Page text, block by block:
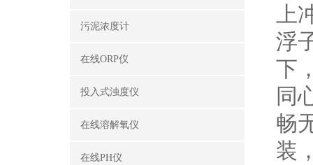
污泥浓度计
在线ORP仪
投入式浊度仪
在线溶解氧仪
在线PH仪
上
浮
下
同
畅
装